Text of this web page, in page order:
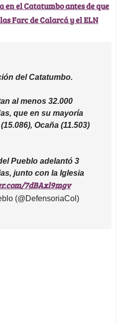
en el Catatumbo antes de que
Farc de Calarcá y el ELN
del Catatumbo.
al menos 32.000
que en su mayoría
Ocaña (11.503)
Pueblo adelantó 3
junto con la Iglesia
7dBAxl9mgv
(@DefensoriaCol)